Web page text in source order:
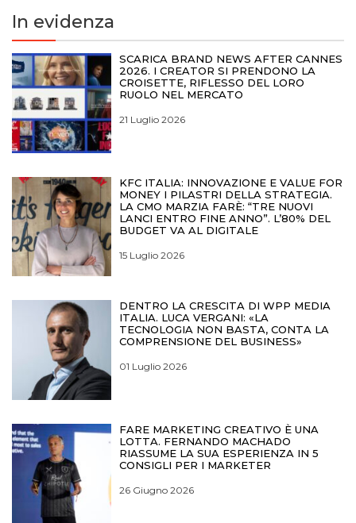
In evidenza
SCARICA BRAND NEWS AFTER CANNES
2026. I CREATOR SI PRENDONO LA
CROISETTE, RIFLESSO DEL LORO
RUOLO NEL MERCATO
21 Luglio 2026
KFC ITALIA: INNOVAZIONE E VALUE FOR
MONEY I PILASTRI DELLA STRATEGIA.
LA CMO MARZIA FARÈ: “TRE NUOVI
LANCI ENTRO FINE ANNO”. L’80% DEL
BUDGET VA AL DIGITALE
15 Luglio 2026
DENTRO LA CRESCITA DI WPP MEDIA
ITALIA. LUCA VERGANI: «LA
TECNOLOGIA NON BASTA, CONTA LA
COMPRENSIONE DEL BUSINESS»
01 Luglio 2026
FARE MARKETING CREATIVO È UNA
LOTTA. FERNANDO MACHADO
RIASSUME LA SUA ESPERIENZA IN 5
CONSIGLI PER I MARKETER
26 Giugno 2026